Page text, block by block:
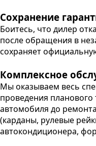
Сохранение
Боитесь, что дилер
после обращения в
сохраняет
Комплексное
Мы оказываем весь
проведения планового
автомобиля до
(карданы, рулевые
автокондиционера,